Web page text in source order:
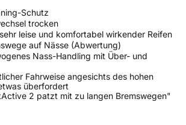
Schutz
trocken
leise und komfortabel wirkender Reifen
auf Nässe (Abwertung)
Nass-Handling mit Über- und
Fahrweise angesichts des hohen
überfordert
2 patzt mit zu langen Bremswegen"